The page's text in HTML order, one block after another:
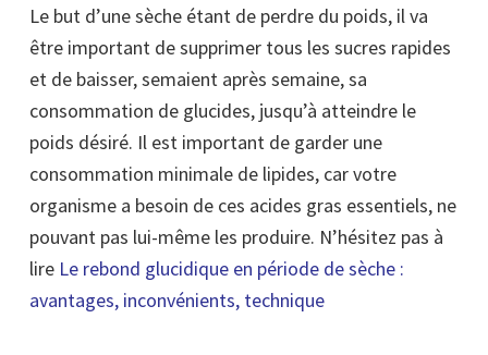
Le but d’une sèche étant de perdre du poids, il va
être important de supprimer tous les sucres rapides
et de baisser, semaient après semaine, sa
consommation de glucides, jusqu’à atteindre le
poids désiré. Il est important de garder une
consommation minimale de lipides, car votre
organisme a besoin de ces acides gras essentiels, ne
pouvant pas lui-même les produire. N’hésitez pas à
lire Le rebond glucidique en période de sèche :
avantages, inconvénients, technique